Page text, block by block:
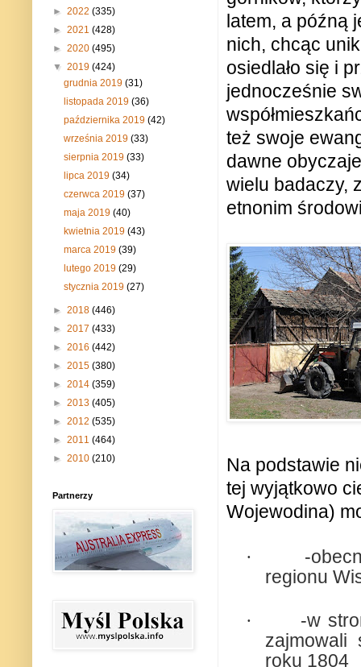
latem, a późną
nich, chcąc
osiedlało się i
jednocześnie
też swoje
dawne
wielu badaczy,
etnonim
Na podstawie
tej wyjątkowo
Wojewodina)
·
-
regionu
·
-w
zajmowali
roku 1804
► 2022 (335)
► 2021 (428)
► 2020 (495)
▼ 2019 (424)
grudnia 2019(31)
listopada 2019(36)
października 2019(42)
września 2019(33)
sierpnia 2019(33)
lipca 2019(34)
czerwca 2019(37)
maja 2019(40)
kwietnia 2019(43)
marca 2019(39)
lutego 2019(29)
stycznia 2019(27)
► 2018 (446)
► 2017 (433)
► 2016 (442)
► 2015 (380)
► 2014 (359)
► 2013 (405)
► 2012 (535)
► 2011 (464)
► 2010 (210)
Partnerzy